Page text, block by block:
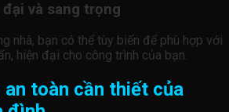
và sang trọng
nhà, bạn có thể tùy biến để phù hợp với
hiện đại cho công trình của bạn.
an toàn cần thiết của